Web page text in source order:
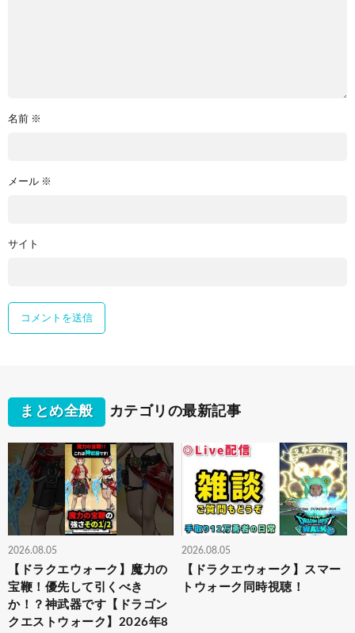
名前 ※
メール ※
サイト
まとめ全般 カテゴリの最新記事
2026.08.05
【ドラクエウォーク】魔力の
宝鞭！優先して引くべき
か！？神武器です【ドラゴン
クエストウォーク】2026年8
2026.08.05
【ドラクエウォーク】スマー
トウォーク同時視聴！